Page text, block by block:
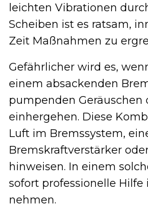
leichten Vibrationen
Scheiben ist es ratsam,
Zeit Maßnahmen zu
Gefährlicher wird es,
einem absackenden
pumpenden Geräuschen
einhergehen. Diese
Luft im Bremssystem,
Bremskraftverstärker
hinweisen. In einem
sofort professionelle Hilfe
nehmen.